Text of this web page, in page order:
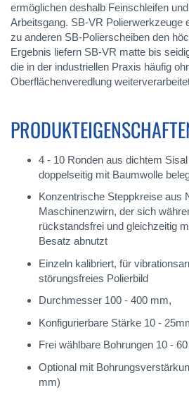
ermöglichen deshalb Feinschleifen
Arbeitsgang. SB-VR Polierwerkzeuge
zu anderen SB-Polierscheiben den
Ergebnis liefern SB-VR matte bis
die in der industriellen Praxis häufig
Oberflächenveredlung
4 - 10 Ronden aus dichtem
doppelseitig mit Baumwolle
Konzentrische Steppkreise aus
Maschinenzwirn, der sich
rückstandsfrei und gleichzeitig
Besatz abnutzt
Einzeln kalibriert, für
störungsfreies Polierbild
Durchmesser 100 - 400 mm,
Konfigurierbare Stärke 10 -
Frei wählbare Bohrungen 10 -
Optional mit
mm)